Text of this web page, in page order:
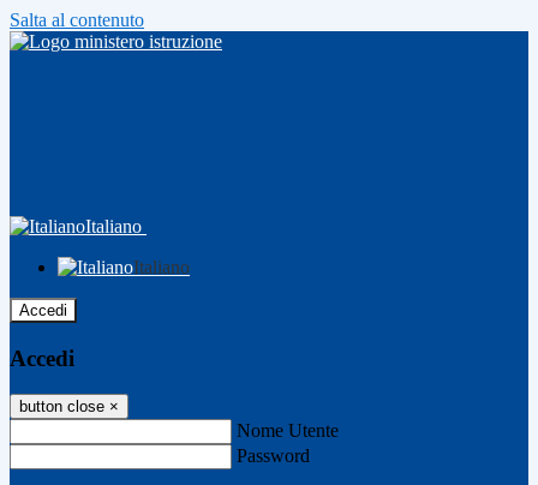
Salta al contenuto
Italiano
Italiano
Accedi
Accedi
button close ×
Nome Utente
Password